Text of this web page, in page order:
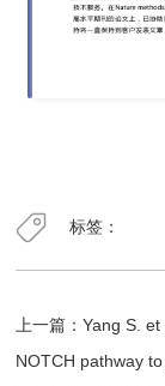
标签：
上一篇：Yang S.
NOTCH pathway